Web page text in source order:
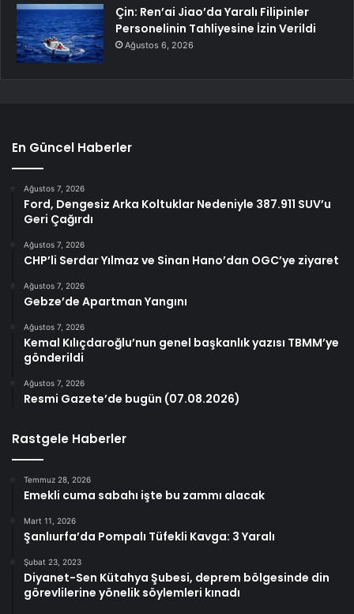
Çin: Ren’ai Jiao’da Yaralı Filipinler
Personelinin Tahliyesine İzin Verildi
Ağustos 6, 2026
En Güncel Haberler
Ağustos 7, 2026
Ford, Dengesiz Arka Koltuklar Nedeniyle 387.911 SUV’u
Geri Çağırdı
Ağustos 7, 2026
CHP’li Serdar Yılmaz ve Sinan Hano’dan OGC’ye ziyaret
Ağustos 7, 2026
Gebze’de Apartman Yangını
Ağustos 7, 2026
Kemal Kılıçdaroğlu’nun genel başkanlık yazısı TBMM’ye
gönderildi
Ağustos 7, 2026
Resmi Gazete’de bugün (07.08.2026)
Rastgele Haberler
Temmuz 28, 2026
Emekli cuma sabahı işte bu zammı alacak
Mart 11, 2026
Şanlıurfa’da Pompalı Tüfekli Kavga: 3 Yaralı
Şubat 23, 2023
Diyanet-Sen Kütahya Şubesi, deprem bölgesinde din
görevlilerine yönelik söylemleri kınadı